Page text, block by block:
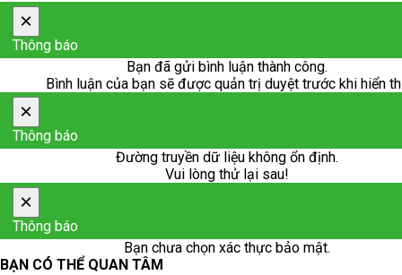
×
Thông báo
Bạn đã gửi bình luận thành công.
Bình luận của bạn sẽ được quản trị duyệt trước khi hiển
×
Thông báo
Đường truyền dữ liệu không ổn định.
Vui lòng thử lại sau!
×
Thông báo
Bạn chưa chọn xác thực bảo mật.
BẠN CÓ THỂ QUAN TÂM